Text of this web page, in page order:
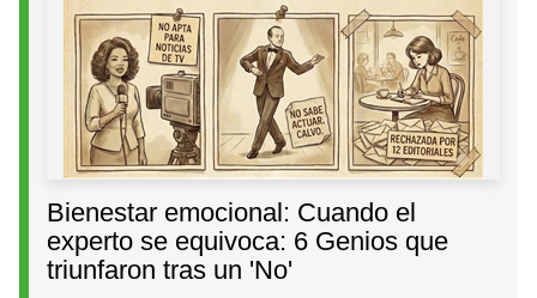
Bienestar emocional: Cuando el
experto se equivoca: 6 Genios que
triunfaron tras un 'No'